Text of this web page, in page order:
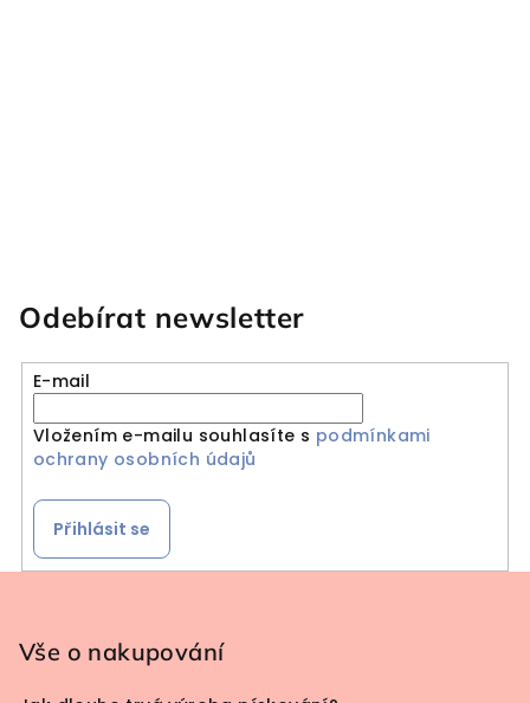
Odebírat newsletter
E-mail
Vložením e-mailu souhlasíte s podmínkami
ochrany osobních údajů
Přihlásit se
Vše o nakupování